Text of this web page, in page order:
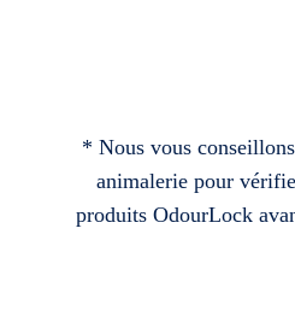
* Nous vous
animalerie pour
produits OdourLock